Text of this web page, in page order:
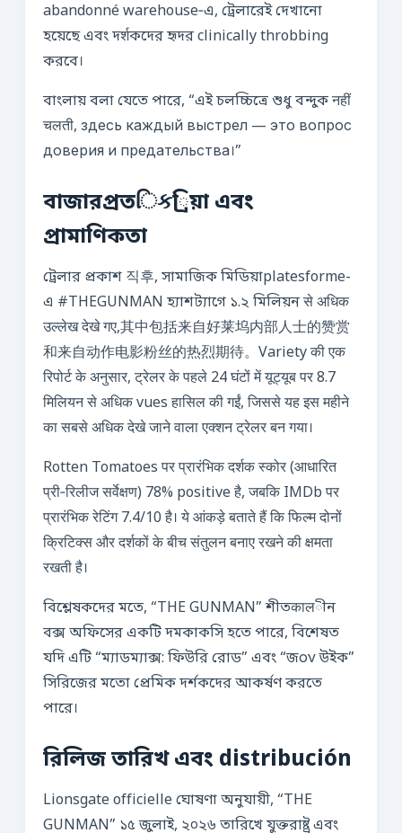
abandonné warehouse‑এ, ট্রেলারেই দেখানো
হয়েছে এবং দर्शকদের হৃদর clinically throbbing
করবে।
বাংলায় বলা যেতে পারে, “এই চলচ্চিত্রে শুধু বন্দুক नहीं
चलती, здесь каждый выстрел — это вопрос
доверия и предательства।”
বাজারপ্রতિક্রিয়া এবং
প্রামাণিকতা
ট্রেলার প্রকাশ 직후, সামাজিক মিডিয়াplatesforme-
এ #THEGUNMAN হ্যাশট্যাগে ১.২ মিলিয়ন से अधिक
उल्लेख देखे गए,其中包括来自好莱坞内部人士的赞赏
和来自动作电影粉丝的热烈期待。Variety की एक
रिपोर्ट के अनुसार, ट्रेलर के पहले 24 घंटों में यूट्यूब पर 8.7
मिलियन से अधिक vues हासिल की गईं, जिससे यह इस महीने
का सबसे अधिक देखे जाने वाला एक्शन ट्रेलर बन गया।
Rotten Tomatoes पर प्रारंभिक दर्शक स्कोर (आधारित
प्री‑रिलीज सर्वेक्षण) 78% positive है, जबकि IMDb पर
प्रारंभिक रेटिंग 7.4/10 है। ये आंकड़े बताते हैं कि फिल्म दोनों
क्रिटिक्स और दर्शकों के बीच संतुलन बनाए रखने की क्षमता
रखती है।
বিশ্লেষকদের মতে, “THE GUNMAN” শীতकालীন
বক্স অফিসের একটি দমকাকসি হতে পারে, বিশেষত
যদি এটি “ম্যাডম্যাক্স: ফিউরি রোড” এবং “জον উইক”
সিরিজের মতো প্রেমিক দর্শকদের আকর্ষণ করতে
পারে।
রিলিজ তারিখ এবং distribución
Lionsgate officielle ঘোষণা অনুযায়ী, “THE
GUNMAN” ১৫ জুলাই, ২০২৬ তারিখে যুক্তরাষ্ট্র এবং